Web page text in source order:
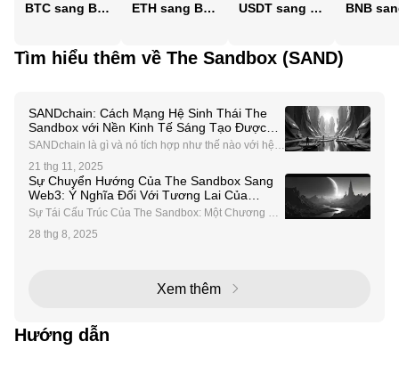
BTC sang BDT ETH sang BDT USDT sang BDT
Tìm hiểu thêm về The Sandbox (SAND)
SANDchain: Cách Mạng Hệ Sinh Thái The
Sandbox với Nền Kinh Tế Sáng Tạo Được
Hỗ Trợ Bởi Caldera
SANDchain là gì và nó tích hợp như thế nào với hệ si
nh thái The Sandbox? SANDchain là một mạng bloc
kchain sáng tạo được thiết kế để cách mạng hóa hệ
sinh thái The Sandbox, một nền tảng metaverse hàn
g
21 thg 11, 2025
Sự Chuyển Hướng Của The Sandbox Sang
Web3: Ý Nghĩa Đối Với Tương Lai Của
Gaming Phi Tập Trung
Sự Tái Cấu Trúc Của The Sandbox: Một Chương Mớ
i Trong Sự Phát Triển Web3 The Sandbox, một cái tê
n tiên phong trong không gian metaverse, đang trải q
28 thg 8, 2025
Xem thêm
Hướng dẫn